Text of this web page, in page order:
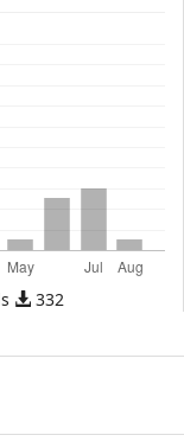
332